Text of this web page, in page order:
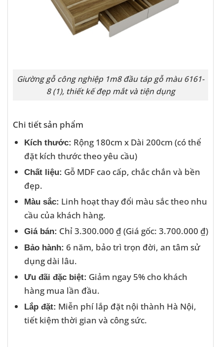
Giường gỗ công nghiệp 1m8 đầu táp gỗ màu 6161-
8 (1), thiết kế đẹp mắt và tiện dụng
Chi tiết sản phẩm
Kích thước: Rộng 180cm x Dài 200cm (có thể
đặt kích thước theo yêu cầu)
Chất liệu: Gỗ MDF cao cấp, chắc chắn và bền
đẹp.
Màu sắc: Linh hoạt thay đổi màu sắc theo nhu
cầu của khách hàng.
Giá bán: Chỉ 3.300.000 ₫ (Giá gốc: 3.700.000 ₫)
Bảo hành: 6 năm, bảo trì trọn đời, an tâm sử
dụng dài lâu.
Ưu đãi đặc biệt: Giảm ngay 5% cho khách
hàng mua lần đầu.
Lắp đặt: Miễn phí lắp đặt nội thành Hà Nội,
tiết kiệm thời gian và công sức.